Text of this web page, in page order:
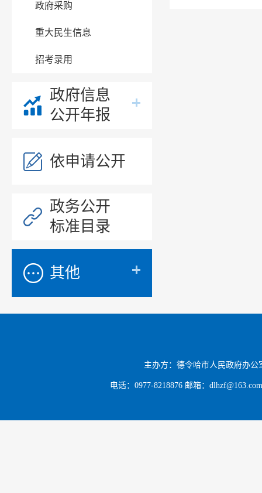
政府采购
重大民生信息
招考录用
政府信息
公开年报
依申请公开
政务公开
标准目录
其他
主办方：德令哈市人民政府办
电话：0977-8218876 邮箱：